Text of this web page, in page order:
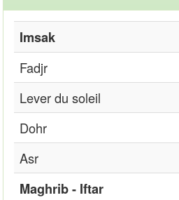
Imsak
Fadjr
Lever du soleil
Dohr
Asr
Maghrib - Iftar